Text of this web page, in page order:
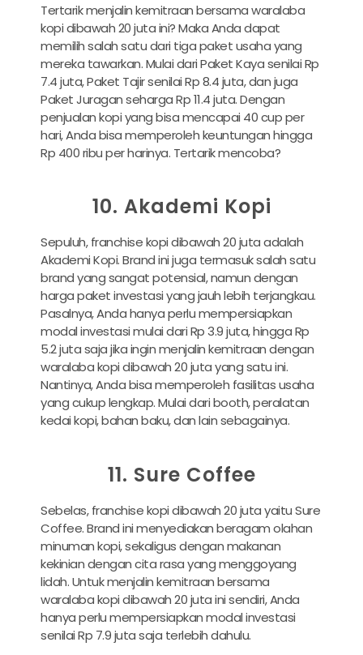
Tertarik menjalin kemitraan bersama waralaba
kopi dibawah 20 juta ini? Maka Anda dapat
memilih salah satu dari tiga paket usaha yang
mereka tawarkan. Mulai dari Paket Kaya senilai Rp
7.4 juta, Paket Tajir senilai Rp 8.4 juta, dan juga
Paket Juragan seharga Rp 11.4 juta. Dengan
penjualan kopi yang bisa mencapai 40 cup per
hari, Anda bisa memperoleh keuntungan hingga
Rp 400 ribu per harinya. Tertarik mencoba?
10. Akademi Kopi
Sepuluh, franchise kopi dibawah 20 juta adalah
Akademi Kopi. Brand ini juga termasuk salah satu
brand yang sangat potensial, namun dengan
harga paket investasi yang jauh lebih terjangkau.
Pasalnya, Anda hanya perlu mempersiapkan
modal investasi mulai dari Rp 3.9 juta, hingga Rp
5.2 juta saja jika ingin menjalin kemitraan dengan
waralaba kopi dibawah 20 juta yang satu ini.
Nantinya, Anda bisa memperoleh fasilitas usaha
yang cukup lengkap. Mulai dari booth, peralatan
kedai kopi, bahan baku, dan lain sebagainya.
11. Sure Coffee
Sebelas, franchise kopi dibawah 20 juta yaitu Sure
Coffee. Brand ini menyediakan beragam olahan
minuman kopi, sekaligus dengan makanan
kekinian dengan cita rasa yang menggoyang
lidah. Untuk menjalin kemitraan bersama
waralaba kopi dibawah 20 juta ini sendiri, Anda
hanya perlu mempersiapkan modal investasi
senilai Rp 7.9 juta saja terlebih dahulu.